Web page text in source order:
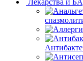
Лекарства и